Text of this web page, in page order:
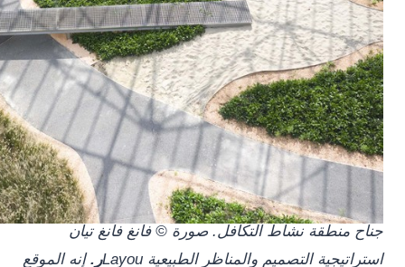
جناح منطقة نشاط التكافل. صورة © فانغ فانغ تيان
استراتيجية التصميم والمناظر الطبيعية Layou
ر.إنه الموقع